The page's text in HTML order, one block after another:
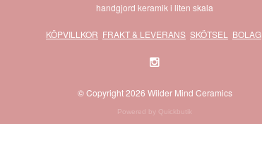
handgjord keramik i liten skala
KÖPVILLKOR FRAKT & LEVERANS SKÖTSEL BOLAG
© Copyright 2026 Wilder Mind Ceramics
Powered by Quickbutik